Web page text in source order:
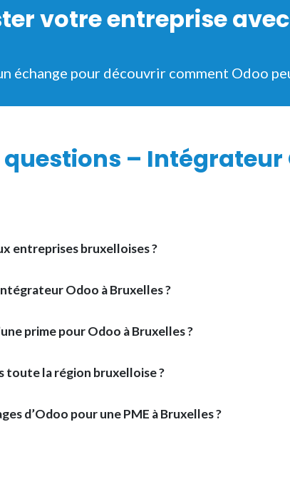
votre entreprise
échange pour découvrir comment Odoo
questions –
entreprises bruxelloises ?
Odoo à Bruxelles ?
prime pour Odoo à Bruxelles ?
toute la région bruxelloise ?
d’Odoo pour une PME à Bruxelles ?